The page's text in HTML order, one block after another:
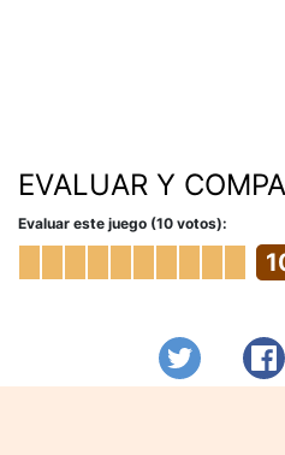
EVALUAR Y
Evaluar este juego (10 votos):